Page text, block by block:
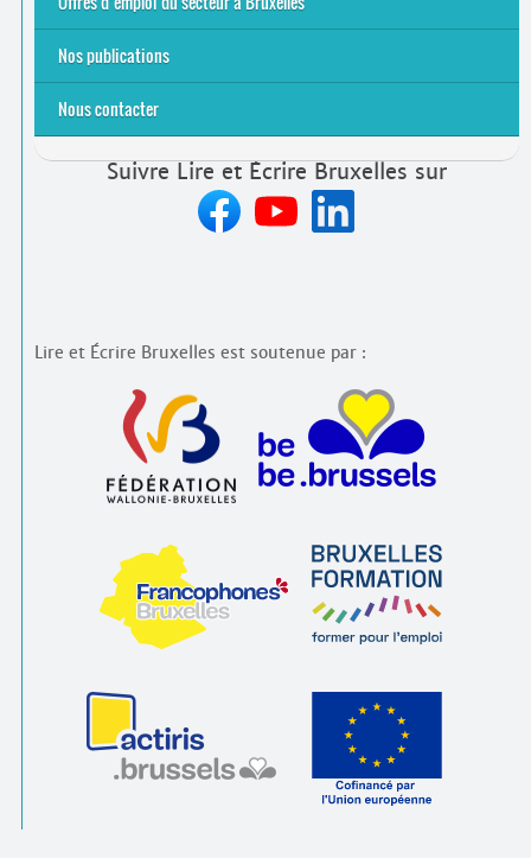
Emplois rémunérés
Bénévolat
Candidature spontanée à Lire et Écrire Bruxelles
Nos publications
Nous contacter
Suivre Lire et Écrire Bruxelles sur
Lire et Écrire Bruxelles est soutenue par :